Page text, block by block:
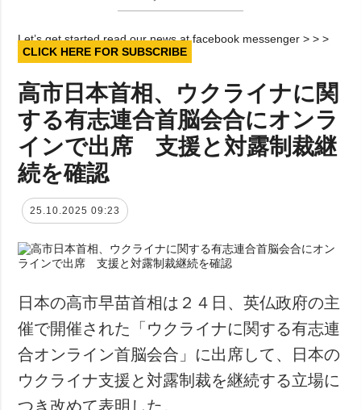
Let’s get started read our news at facebook messenger > > >
CLICK HERE FOR SUBSCRIBE
高市日本首相、ウクライナに関
する有志連合首脳会合にオンラ
インで出席 支援と対露制裁継
続を確認
25.10.2025 09:23
日本の高市早苗首相は２４日、英仏政府の主
催で開催された「ウクライナに関する有志連
合オンライン首脳会合」に出席して、日本の
ウクライナ支援と対露制裁を継続する立場に
つき改めて表明した。